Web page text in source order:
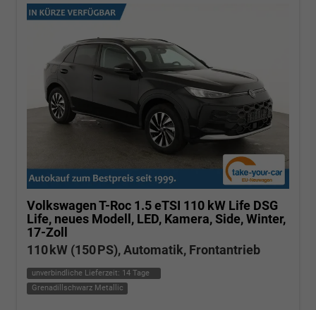
Volkswagen T-Roc 1.5 eTSI 110 kW Life DSG
Life, neues Modell, LED, Kamera, Side, Winter,
17-Zoll
110 kW (150 PS), Automatik, Frontantrieb
unverbindliche Lieferzeit: 14 Tage
Grenadillschwarz Metallic